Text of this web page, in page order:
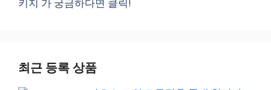
최근 등록 상품